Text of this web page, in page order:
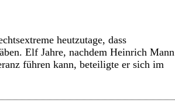
heutzutage, dass
Elf Jahre, nachdem Heinrich Mann
führen kann, beteiligte er sich im